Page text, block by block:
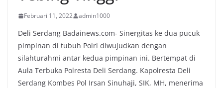
Februari 11, 2022 admin1000
Deli Serdang Badainews.com- Sinergitas ke dua pucuk
pimpinan di tubuh Polri diwujudkan dengan
silahturahmi antar kedua pimpinan ini. Bertempat di
Aula Terbuka Polresta Deli Serdang. Kapolresta Deli
Serdang Kombes Pol Irsan Sinuhaji, SIK, MH, menerima